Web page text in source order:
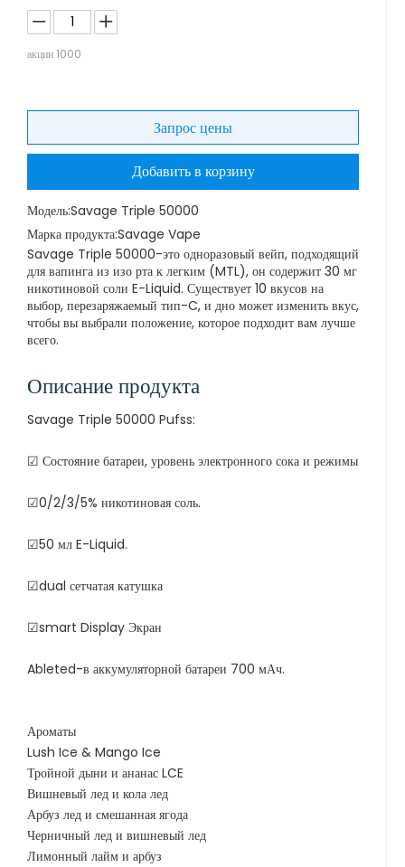
акции1000
Запрос цены
Добавить в корзину
Модель:Savage Triple 50000
Марка продукта:Savage Vape
Savage Triple 50000-это одноразовый вейп, подходящий
для вапинга из изо рта к легким (MTL), он содержит 30 мг
никотиновой соли E-Liquid. Существует 10 вкусов на
выбор, перезаряжаемый тип-C, и дно может изменить вкус,
чтобы вы выбрали положение, которое подходит вам лучше
всего.
Описание продукта
Savage Triple 50000 Pufss:
☑ Состояние батареи, уровень электронного сока и режимы
☑0/2/3/5% никотиновая соль.
☑50 мл E-Liquid.
☑dual сетчатая катушка
☑smart Display Экран
Ableted-в аккумуляторной батареи 700 мАч.
Ароматы
Lush Ice & Mango Ice
Тройной дыни и ананас LCE
Вишневый лед и кола лед
Арбуз лед и смешанная ягода
Черничный лед и вишневый лед
Лимонный лайм и арбуз